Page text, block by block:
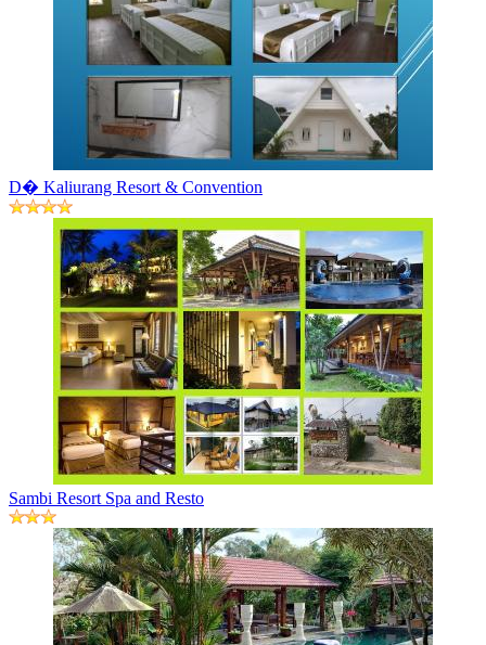
D� Kaliurang Resort & Convention
Sambi Resort Spa and Resto